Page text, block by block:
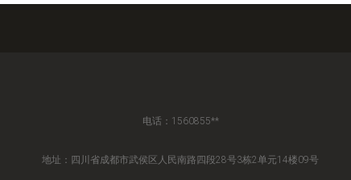
电话：1560855**
地址：四川省成都市武侯区人民南路四段28号3栋2单元14楼09号